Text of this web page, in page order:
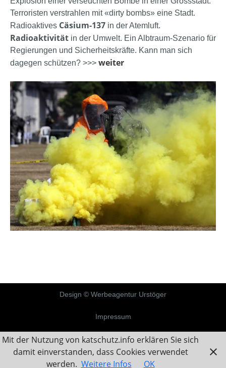
Terroristen verstrahlen mit «dirty bombs» eine Stadt.
Radioaktives Cäsium-137 in der Atemluft.
Radioaktivität in der Umwelt. Ein Albtraum-Szenario für
Regierungen und Sicherheitskräfte. Kann man sich
dagegen schützen? >>> weiter
Design © Werbeagentur Urstöger
Impressum
Datenschutzerklärung
Login
Mit der Nutzung von katschutz.info erklären Sie sich
damit einverstanden, dass Cookies verwendet
werden. Weitere Infos OK